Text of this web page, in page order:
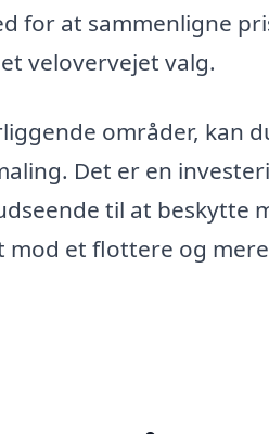
for at sammenligne
velovervejet valg.
områder, kan
Det er en
til at beskytte
et flottere og